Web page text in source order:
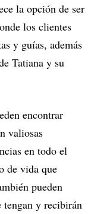
la opción de ser
los clientes
y guías, además
Tatiana y su
encontrar
valiosas
en todo el
de vida que
pueden
tengan y recibirán